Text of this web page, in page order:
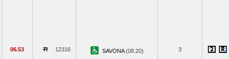
06.53 12316 SAVONA(08.20) 3